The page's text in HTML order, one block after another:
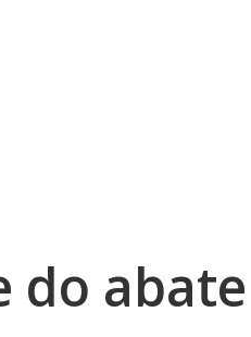
do